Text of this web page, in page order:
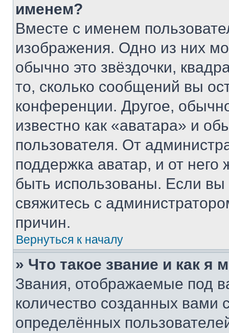
именем?
Вместе с именем
изображения. Одно из них
обычно это звёздочки,
то, сколько сообщений вы
конференции. Другое,
известно как «аватара» и
пользователя. От
поддержка аватар, и от него
быть использованы. Если
свяжитесь с
причин.
Вернуться к началу
» Что такое звание и как я
Звания, отображаемые под
количество созданных
определённых